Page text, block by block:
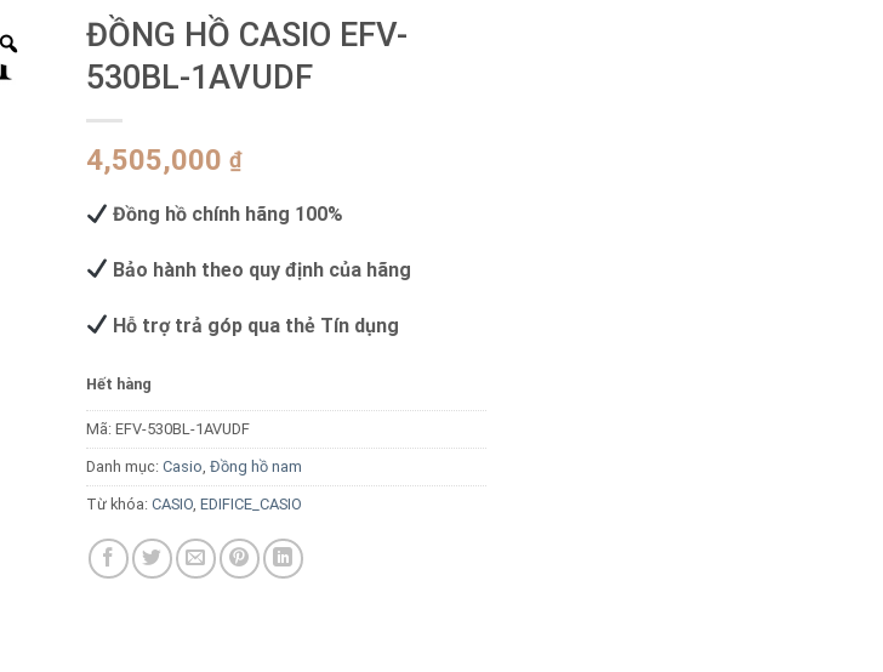
ĐỒNG HỒ CASIO EFV-
530BL-1AVUDF
4,505,000 ₫
Đồng hồ chính hãng 100%
Bảo hành theo quy định của hãng
Hỗ trợ trả góp qua thẻ Tín dụng
Hết hàng
Mã: EFV-530BL-1AVUDF
Danh mục: Casio, Đồng hồ nam
Từ khóa: CASIO, EDIFICE_CASIO